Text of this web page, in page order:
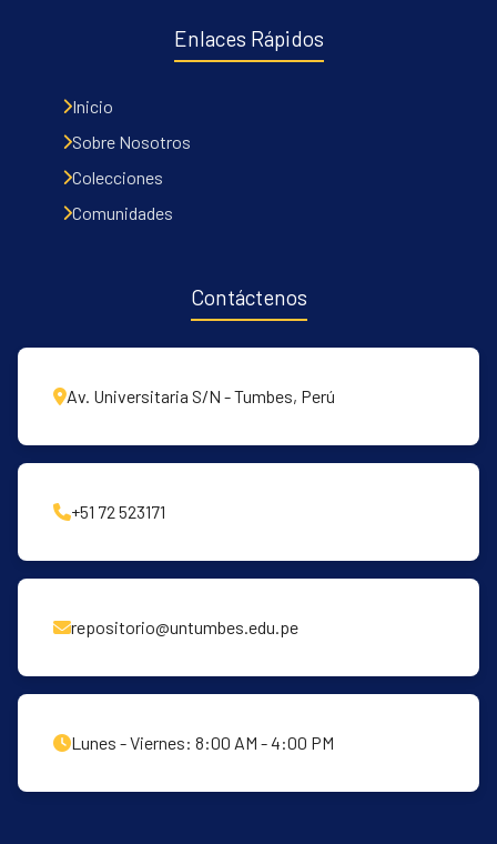
Enlaces Rápidos
Inicio
Sobre Nosotros
Colecciones
Comunidades
Contáctenos
Av. Universitaria S/N - Tumbes, Perú
+51 72 523171
repositorio@untumbes.edu.pe
Lunes - Viernes: 8:00 AM - 4:00 PM